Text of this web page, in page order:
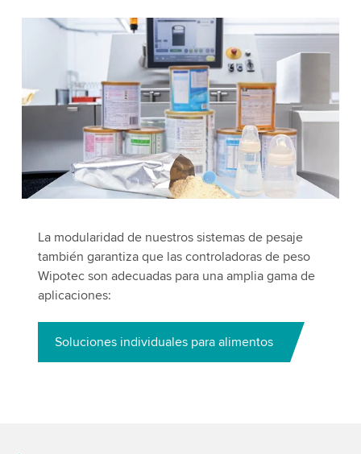
La modularidad de nuestros sistemas de pesaje
también garantiza que las controladoras de peso
Wipotec son adecuadas para una amplia gama de
aplicaciones:
Soluciones individuales para alimentos